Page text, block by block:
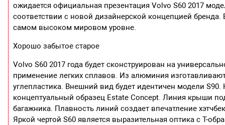
ожидается официальная презентация Volvo S60 2017
соответствии с новой дизайнерской концепцией
самом высоком мировом уровне.
Хорошо забытое старое
Volvo S60 2017 года будет сконструирован на
применение легких сплавов. Из алюминия
углепластика. Внешний вид будет идентичен модели
концептуальный образец Estate Concept. Линия крыши
багажника. Плавность линий создает впечатление
Яркой чертой S60 является выразительная оптика с Т-